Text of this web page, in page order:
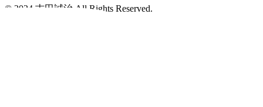
© 2024 吉田誠治 All Rights Reserved.